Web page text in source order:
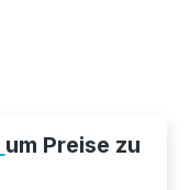
um Preise zu